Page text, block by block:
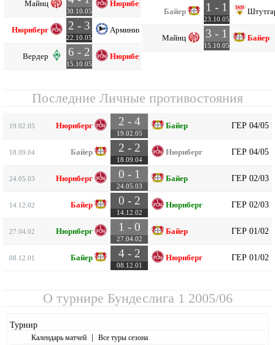
Майнц
30.10.05
Нюрнберг
Нюрнберг 2 - 3
22.10.05
Арминия
Вердер 6 - 2
15.10.05
Нюрнберг
Байер 1 - 1
23.10.05
Майнц 3 - 1
15.10.05
Байер
Последние Личные противостояния
19.02.05 Нюрнберг 2 - 4
19.02.05
Байер ГЕР 04/05
18.09.04 Байер 2 - 2
18.09.04
Нюрнберг ГЕР 04/05
24.05.03 Нюрнберг 0 - 1
24.05.03
Байер ГЕР 02/03
14.12.02 Байер 0 - 2
14.12.02
Нюрнберг ГЕР 02/03
27.04.02 Нюрнберг 1 - 0
27.04.02
Байер ГЕР 01/02
08.12.01 Байер 4 - 2
08.12.01
Нюрнберг ГЕР 01/02
О турнире Бундеслига 1 2005/06
Турнир
Календарь матчей | Все туры сезона